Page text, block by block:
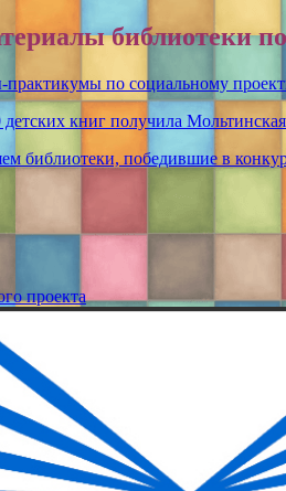
библиотеки
по социальному
книг получила Мольтинская
библиотеки, победившие в
проекта